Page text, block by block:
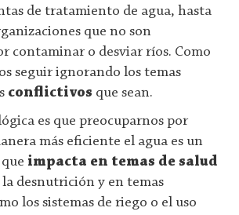
de tratamiento de agua, hasta
que no son
contaminar o desviar ríos. Como
seguir ignorando los temas
conflictivos que sean.
es que preocuparnos por
más eficiente el agua es un
impacta en temas de salud
la desnutrición y en temas
los sistemas de riego o el uso